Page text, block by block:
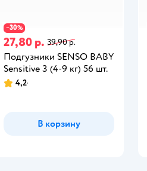
−30%
27,80 р. 39,90 р.
Подгузники SENSO BABY
Sensitive 3 (4-9 кг) 56 шт.
4,2
В корзину